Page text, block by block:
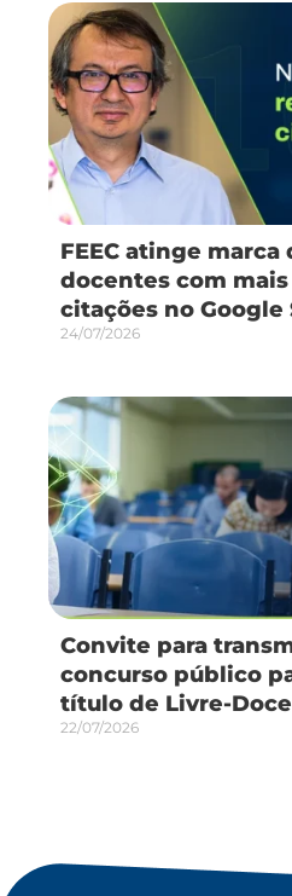
FEEC atinge marca
docentes com mais
citações no Google
24/07/2026
Convite para
concurso público
título de Livre-
22/07/2026